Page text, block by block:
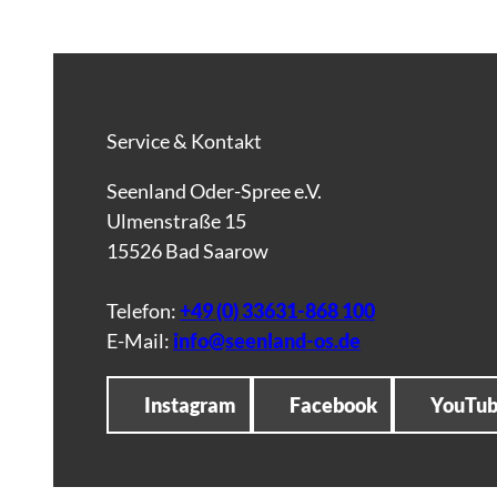
Service & Kontakt
Seenland Oder-Spree e.V.
Ulmenstraße 15
15526 Bad Saarow
Telefon:+49 (0) 33631-868 100
E-Mail: info@seenland-os.de
Instagram Facebook